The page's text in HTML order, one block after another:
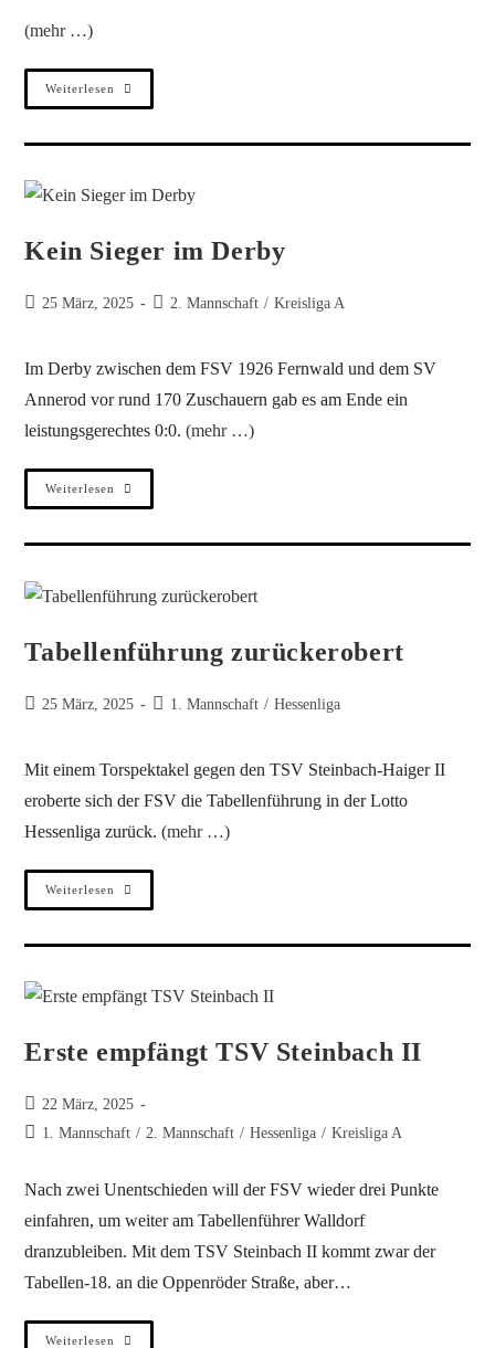
(mehr …)
Weiterlesen
Kein Sieger im Derby
25 März, 2025 2. Mannschaft / Kreisliga A
Im Derby zwischen dem FSV 1926 Fernwald und dem SV
Annerod vor rund 170 Zuschauern gab es am Ende ein
leistungsgerechtes 0:0.(mehr …)
Weiterlesen
Tabellenführung zurückerobert
25 März, 2025 1. Mannschaft / Hessenliga
Mit einem Torspektakel gegen den TSV Steinbach-Haiger II
eroberte sich der FSV die Tabellenführung in der Lotto
Hessenliga zurück.(mehr …)
Weiterlesen
Erste empfängt TSV Steinbach II
22 März, 2025
1. Mannschaft / 2. Mannschaft / Hessenliga / Kreisliga A
Nach zwei Unentschieden will der FSV wieder drei Punkte
einfahren, um weiter am Tabellenführer Walldorf
dranzubleiben. Mit dem TSV Steinbach II kommt zwar der
Tabellen-18. an die Oppenröder Straße, aber…
Weiterlesen